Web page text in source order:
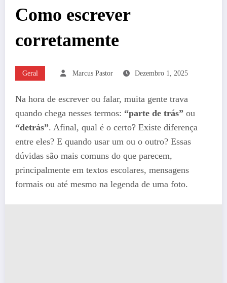
Como escrever
corretamente
Geral Marcus Pastor Dezembro 1, 2025
Na hora de escrever ou falar, muita gente trava
quando chega nesses termos: “parte de trás” ou
“detrás”. Afinal, qual é o certo? Existe diferença
entre eles? E quando usar um ou o outro? Essas
dúvidas são mais comuns do que parecem,
principalmente em textos escolares, mensagens
formais ou até mesmo na legenda de uma foto.